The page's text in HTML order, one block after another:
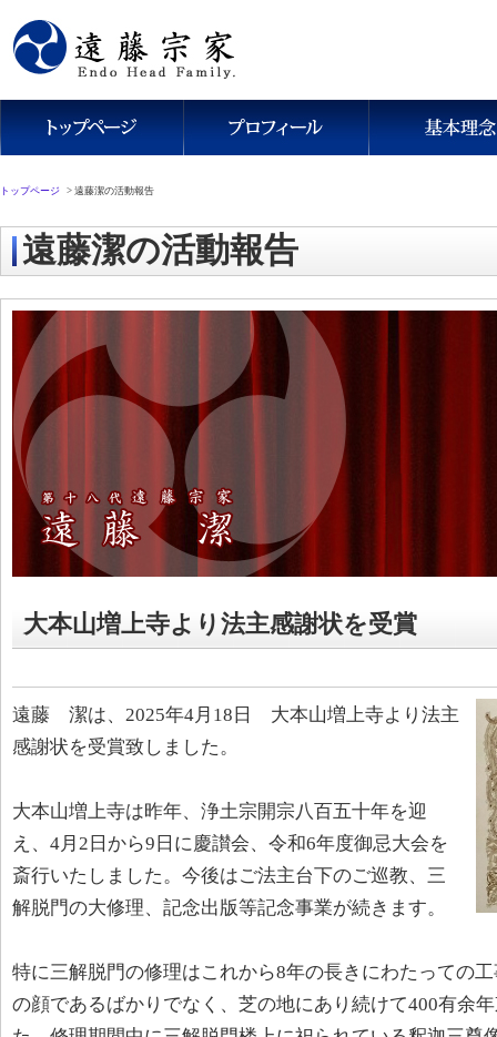
トップページ > 遠藤潔の活動報告
遠藤潔の活動報告
大本山増上寺より法主感謝状を受賞
遠藤 潔は、2025年4月18日 大本山増上寺より法主
感謝状を受賞致しました。
大本山増上寺は昨年、浄土宗開宗八百五十年を迎
え、4月2日から9日に慶讃会、令和6年度御忌大会を
斎行いたしました。今後はご法主台下のご巡教、三
解脱門の大修理、記念出版等記念事業が続きます。
特に三解脱門の修理はこれから8年の長きにわたっての
の顔であるばかりでなく、芝の地にあり続けて400有余